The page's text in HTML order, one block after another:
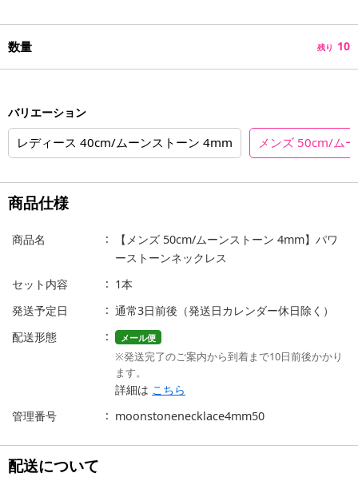
数量 残り 10
バリエーション
レディース 40cm/ムーンストーン 4mm メンズ 50cm/ム
商品仕様
商品名
【メンズ 50cm/ムーンストーン 4mm】パワ
ーストーンネックレス
セット内容
1本
発送予定日
通常3日前後（発送日カレンダー休日除く）
配送形態
メール便
※発送完了のご案内から到着まで10日前後かかり
ます。
詳細は こちら
管理番号
moonstonenecklace4mm50
配送について